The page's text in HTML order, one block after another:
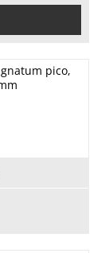
pico,